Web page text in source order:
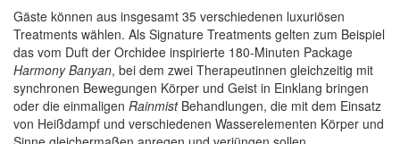
Gäste können aus insgesamt 35 verschiedenen luxuriösen
Treatments wählen. Als Signature Treatments gelten zum Beispiel
das vom Duft der Orchidee inspirierte 180-Minuten Package
Harmony Banyan, bei dem zwei Therapeutinnen gleichzeitig mit
synchronen Bewegungen Körper und Geist in Einklang bringen
oder die einmaligen RainmistBehandlungen, die mit dem Einsatz
von Heißdampf und verschiedenen Wasserelementen Körper und